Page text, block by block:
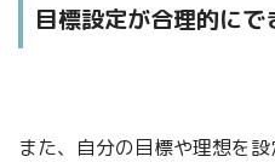
目標設定が合理的にで
また、自分の目標や理想を